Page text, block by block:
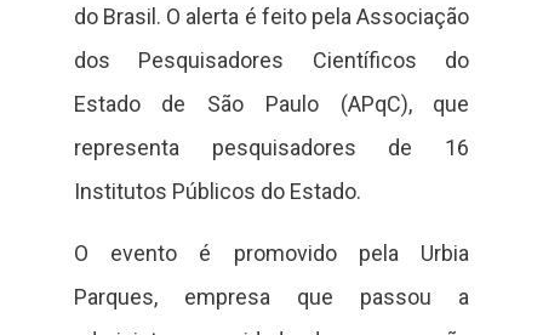
do Brasil. O alerta é feito pela Associação
dos Pesquisadores Científicos do
Estado de São Paulo (APqC), que
representa pesquisadores de 16
Institutos Públicos do Estado.
O evento é promovido pela Urbia
Parques, empresa que passou a